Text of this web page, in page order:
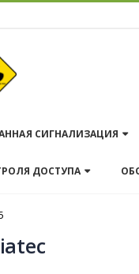
СИГНАЛИЗАЦИЯ
ДОСТУПА